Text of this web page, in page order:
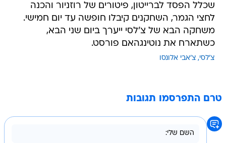
שכלל הפסד לברייטון, פיטורים של רוזניור והכנה
לחצי הגמר, השחקנים קיבלו חופשה עד יום חמישי.
משחקה הבא של צ'לסי ייערך ביום שני הבא,
כשתארח את נוטינגהאם פורסט.
צ'לסי צ'אבי אלונסו
טרם התפרסמו תגובות